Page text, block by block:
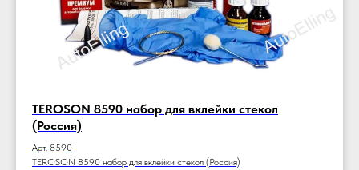
TEROSON 8590 набор для вклейки стекол
(Россия)
Арт. 8590
TEROSON 8590 набор для вклейки стекол (Россия)